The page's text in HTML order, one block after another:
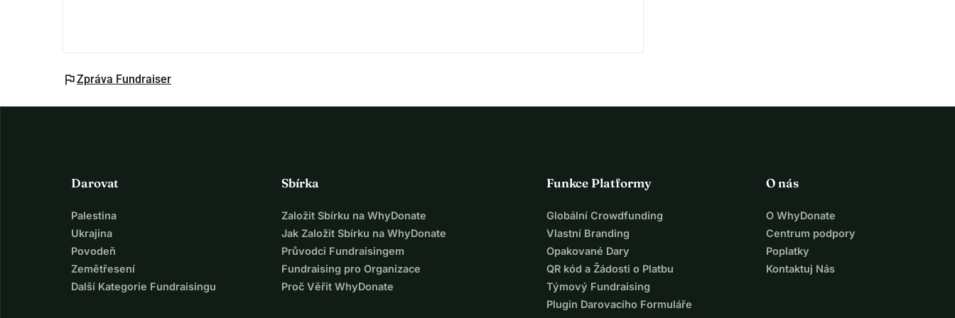
flagZpráva Fundraiser
Darovat
Palestina
Ukrajina
Povodeň
Zemětřesení
Další Kategorie Fundraisingu
Sbírka
Založit Sbírku na WhyDonate
Jak Založit Sbírku na WhyDonate
Průvodci Fundraisingem
Fundraising pro Organizace
Proč Věřit WhyDonate
Funkce Platformy
Globální Crowdfunding
Vlastní Branding
Opakované Dary
QR kód a Žádosti o Platbu
Týmový Fundraising
Plugin Darovacího Formuláře
O nás
O WhyDonate
Centrum podpory
Poplatky
Kontaktuj Nás